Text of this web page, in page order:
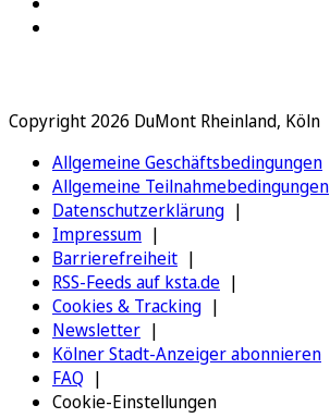
Copyright 2026 DuMont Rheinland, Köln
Allgemeine Geschäftsbedingungen
Allgemeine Teilnahmebedingungen
Datenschutzerklärung
Impressum
Barrierefreiheit
RSS-Feeds auf ksta.de
Cookies & Tracking
Newsletter
Kölner Stadt-Anzeiger abonnieren
FAQ
Cookie-Einstellungen